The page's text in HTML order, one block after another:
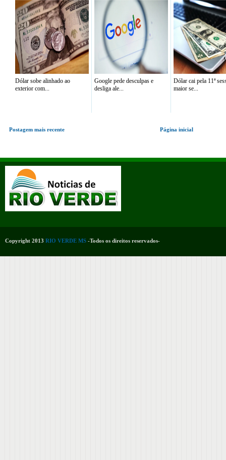
Dólar sobe alinhado ao
exterior com...
Google pede desculpas e
desliga ale...
Dólar cai pela 11ª
maior se...
Postagem mais recente Página inicial
Copyright 2013 RIO VERDE MS -Todos os direitos reservados-